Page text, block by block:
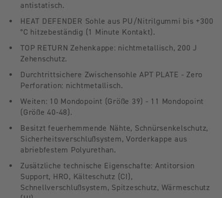
antistatisch.
HEAT DEFENDER Sohle aus PU/Nitrilgummi bis +300
°C hitzebeständig (1 Minute Kontakt).
TOP RETURN Zehenkappe: nichtmetallisch, 200 J
Zehenschutz.
Durchtrittsichere Zwischensohle APT PLATE - Zero
Perforation: nichtmetallisch.
Weiten: 10 Mondopoint (Größe 39) - 11 Mondopoint
(Größe 40-48).
Besitzt feuerhemmende Nähte, Schnürsenkelschutz,
Sicherheitsverschlußsystem, Vorderkappe aus
abriebfestem Polyurethan.
Zusätzliche technische Eigenschafte: Antitorsion
Support, HRO, Kälteschutz (CI),
Schnellverschlußsystem, Spitzeschutz, Wärmeschutz